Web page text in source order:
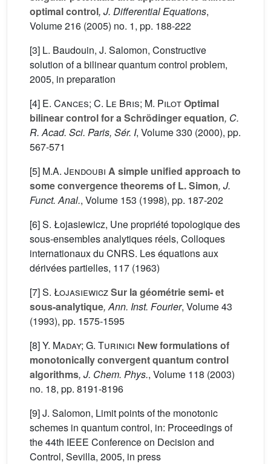
optimal control, J. Differential Equations,
Volume 216 (2005) no. 1, pp. 188-222
[3] L. Baudouin, J. Salomon, Constructive
solution of a bilinear quantum control problem,
2005, in preparation
[4] E. Cances; C. Le Bris; M. PilotOptimal
bilinear control for a Schrödinger equation, C.
R. Acad. Sci. Paris, Sér. I, Volume 330 (2000), pp.
567-571
[5] M.A. Jendoubi A simple unified approach to
some convergence theorems of L. Simon, J.
Funct. Anal., Volume 153 (1998), pp. 187-202
[6] S. Łojasiewicz, Une propriété topologique des
sous-ensembles analytiques réels, Colloques
internationaux du CNRS. Les équations aux
dérivées partielles, 117 (1963)
[7]S. ŁojasiewiczSur la géométrie semi- et
sous-analytique, Ann. Inst. Fourier, Volume 43
(1993), pp. 1575-1595
[8]Y. Maday; G. Turinici New formulations of
monotonically convergent quantum control
algorithms, J. Chem. Phys., Volume 118 (2003)
no. 18, pp. 8191-8196
[9] J. Salomon, Limit points of the monotonic
schemes in quantum control, in: Proceedings of
the 44th IEEE Conference on Decision and
Control, Sevilla, 2005, in press